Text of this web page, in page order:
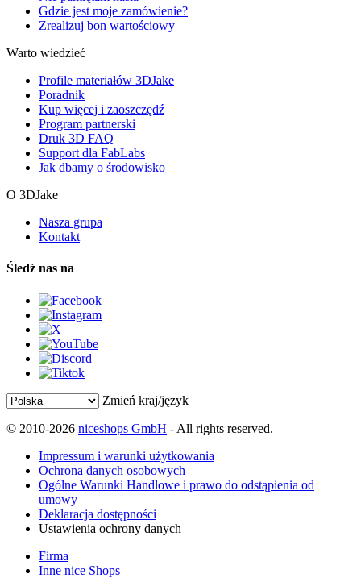
Gdzie jest moje zamówienie?
Zrealizuj bon wartościowy
Warto wiedzieć
Profile materiałów 3DJake
Poradnik
Kup więcej i zaoszczędź
Program partnerski
Druk 3D FAQ
Support dla FabLabs
Jak dbamy o środowisko
O 3DJake
Nasza grupa
Kontakt
Śledź nas na
Zmień kraj/język
© 2010-2026 niceshops GmbH - All rights reserved.
Impressum i warunki użytkowania
Ochrona danych osobowych
Ogólne Warunki Handlowe i prawo do odstąpienia od
umowy
Deklaracja dostępności
Ustawienia ochrony danych
Firma
Inne nice Shops